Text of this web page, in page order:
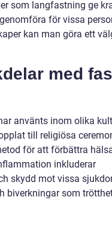
som langfastning ge
för vissa
kan man göra ett
med
använts inom olika
till religiösa
för att förbättra
inkluderar
skydd mot vissa
biverkningar som